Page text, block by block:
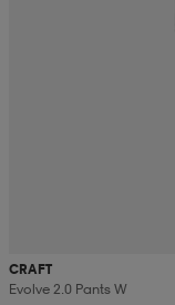
CRAFT
Evolve 2.0 Pants W